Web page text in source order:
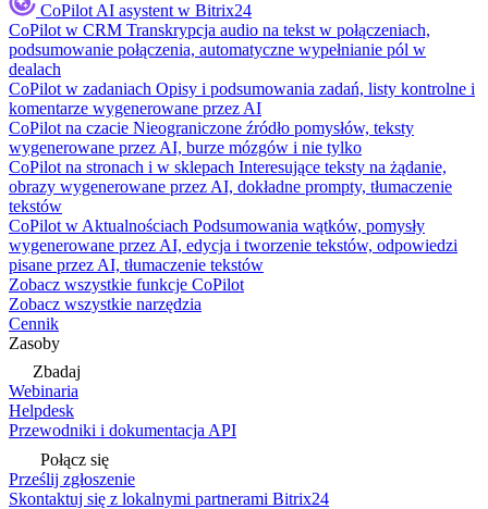
CoPilot AI asystent w Bitrix24
CoPilot w CRM Transkrypcja audio na tekst w połączeniach,
podsumowanie połączenia, automatyczne wypełnianie pól w
dealach
CoPilot w zadaniach Opisy i podsumowania zadań, listy kontrolne i
komentarze wygenerowane przez AI
CoPilot na czacie Nieograniczone źródło pomysłów, teksty
wygenerowane przez AI, burze mózgów i nie tylko
CoPilot na stronach i w sklepach Interesujące teksty na żądanie,
obrazy wygenerowane przez AI, dokładne prompty, tłumaczenie
tekstów
CoPilot w Aktualnościach Podsumowania wątków, pomysły
wygenerowane przez AI, edycja i tworzenie tekstów, odpowiedzi
pisane przez AI, tłumaczenie tekstów
Zobacz wszystkie funkcje CoPilot
Zobacz wszystkie narzędzia
Cennik
Zasoby
Zbadaj
Webinaria
Helpdesk
Przewodniki i dokumentacja API
Połącz się
Prześlij zgłoszenie
Skontaktuj się z lokalnymi partnerami Bitrix24